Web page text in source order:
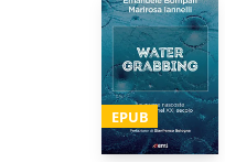
EPUB